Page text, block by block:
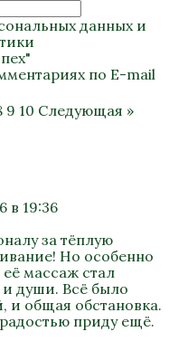
данныхи
по E-mail
9 10 Следующая »
в 19:36
за тёплую
Но особенно
массаж стал
души. Всё было
и общая обстановка.
приду ещё.